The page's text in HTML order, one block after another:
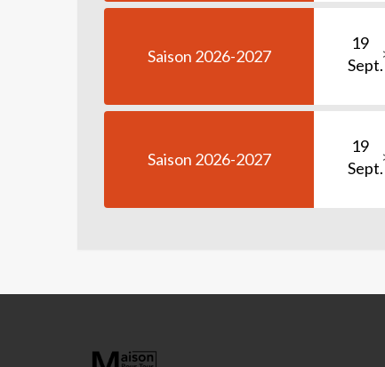
Saison 2026-2027
19
Sept.
Saison 2026-2027
19
Sept.
MAISON